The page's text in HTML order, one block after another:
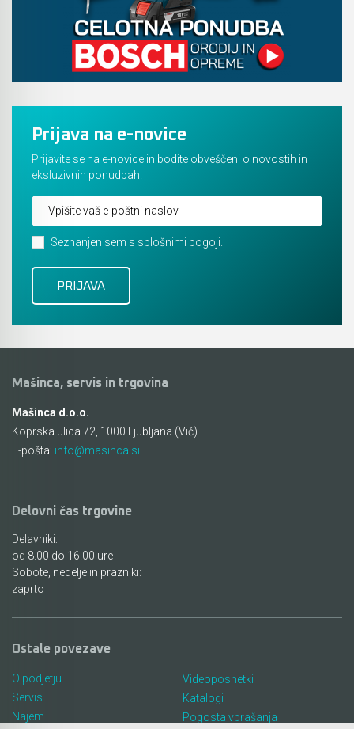
Prijava na e-novice
Prijavite se na e-novice in bodite obveščeni o novostih in
eksluzivnih ponudbah.
Seznanjen sem s splošnimi pogoji.
Mašinca, servis in trgovina
Mašinca d.o.o.
Koprska ulica 72, 1000 Ljubljana (Vič)
E-pošta: info@masinca.si
Delovni čas trgovine
Delavniki:
od 8.00 do 16.00 ure
Sobote, nedelje in prazniki:
zaprto
Ostale povezave
O podjetju
Servis
Najem
Videoposnetki
Katalogi
Pogosta vprašanja